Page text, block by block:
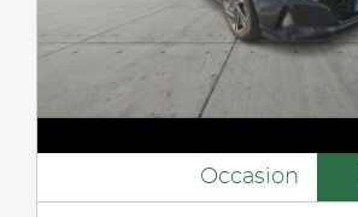
Occasion